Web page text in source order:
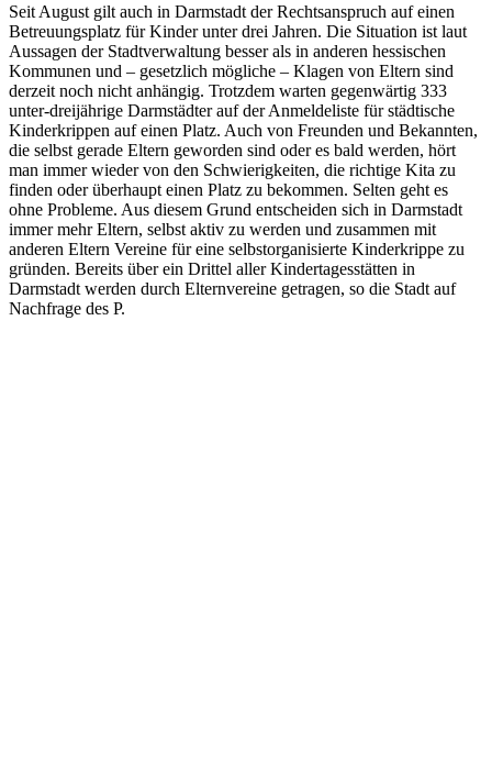
Seit August gilt auch in Darmstadt der Rechtsanspruch auf einen
Betreuungsplatz für Kinder unter drei Jahren. Die Situation ist laut
Aussagen der Stadtverwaltung besser als in anderen hessischen
Kommunen und – gesetzlich mögliche – Klagen von Eltern sind
derzeit noch nicht anhängig. Trotzdem warten gegenwärtig 333
unter-dreijährige Darmstädter auf der Anmeldeliste für städtische
Kinderkrippen auf einen Platz. Auch von Freunden und Bekannten,
die selbst gerade Eltern geworden sind oder es bald werden, hört
man immer wieder von den Schwierigkeiten, die richtige Kita zu
finden oder überhaupt einen Platz zu bekommen. Selten geht es
ohne Probleme. Aus diesem Grund entscheiden sich in Darmstadt
immer mehr Eltern, selbst aktiv zu werden und zusammen mit
anderen Eltern Vereine für eine selbstorganisierte Kinderkrippe zu
gründen. Bereits über ein Drittel aller Kindertagesstätten in
Darmstadt werden durch Elternvereine getragen, so die Stadt auf
Nachfrage des P.